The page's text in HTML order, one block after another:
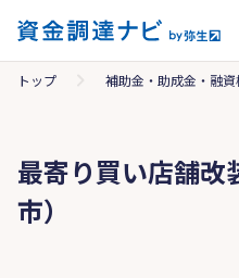
トップ 補助金・助成金・融資
最寄り買い店舗改
市）